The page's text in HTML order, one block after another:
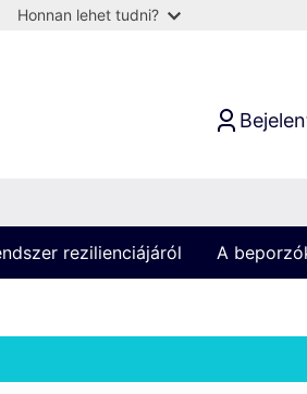
Honnan lehet tudni?
rezilienciájáról A